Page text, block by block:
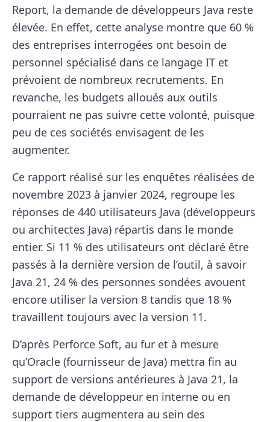
Report, la demande de développeurs Java reste
élevée. En effet, cette analyse montre que 60 %
des entreprises interrogées ont besoin de
personnel spécialisé dans ce langage IT et
prévoient de nombreux recrutements. En
revanche, les budgets alloués aux outils
pourraient ne pas suivre cette volonté, puisque
peu de ces sociétés envisagent de les
augmenter.
Ce rapport réalisé sur les enquêtes réalisées de
novembre 2023 à janvier 2024, regroupe les
réponses de 440 utilisateurs Java (développeurs
ou architectes Java) répartis dans le monde
entier. Si 11 % des utilisateurs ont déclaré être
passés à la dernière version de l’outil, à savoir
Java 21, 24 % des personnes sondées avouent
encore utiliser la version 8 tandis que 18 %
travaillent toujours avec la version 11.
D’après Perforce Soft, au fur et à mesure
qu’Oracle (fournisseur de Java) mettra fin au
support de versions antérieures à Java 21, la
demande de développeur en interne ou en
support tiers augmentera au sein des